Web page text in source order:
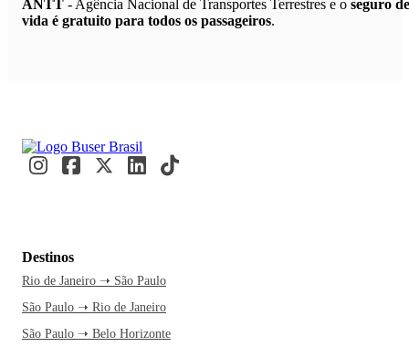
ANTT - Agência Nacional de Transportes Terrestres e o seguro de
vida é gratuito para todos os passageiros.
Destinos
Rio de Janeiro ➝ São Paulo
São Paulo ➝ Rio de Janeiro
São Paulo ➝ Belo Horizonte